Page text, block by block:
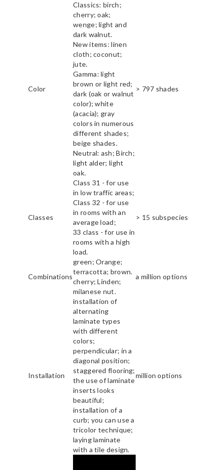
Color
Classics: birch;
cherry; oak;
wenge; light and
dark walnut.
New items: linen
cloth; coconut;
jute.
Gamma: light
brown or light red;
dark (oak or walnut
color); white
(acacia); gray
colors in numerous
different shades;
beige shades.
Neutral: ash; Birch;
light alder; light
oak.
> 797 shades
Classes
Class 31 - for use
in low traffic areas;
Class 32 - for use
in rooms with an
average load;
33 class - for use in
rooms with a high
load.
> 15 subspecies
Combinations
green; Orange;
terracotta; brown.
cherry; Linden;
milanese nut.
a million options
Installation
installation of
alternating
laminate types
with different
colors;
perpendicular; in a
diagonal position;
staggered flooring;
the use of laminate
inserts looks
beautiful;
installation of a
curb; you can use a
tricolor technique;
laying laminate
with a tile design.
million options